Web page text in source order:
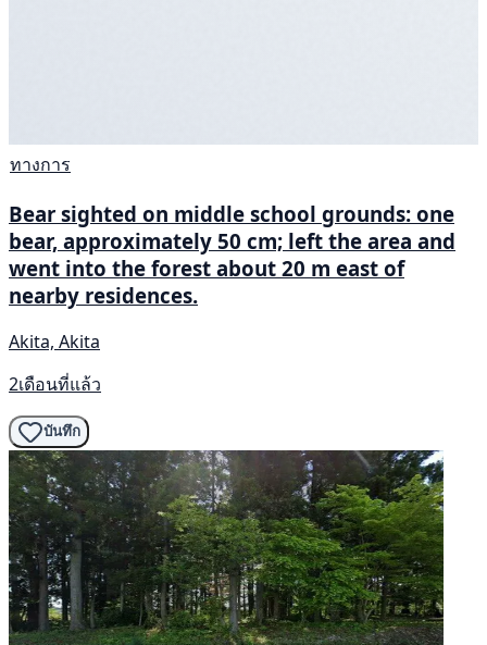
ทางการ
Bear sighted on middle school grounds: one
bear, approximately 50 cm; left the area and
went into the forest about 20 m east of
nearby residences.
Akita, Akita
2เดือนที่แล้ว
บันทึก